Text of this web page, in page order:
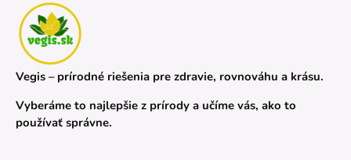
Vegis – prírodné riešenia pre zdravie, rovnováhu a krásu.
Vyberáme to najlepšie z prírody a učíme vás, ako to
používať správne.